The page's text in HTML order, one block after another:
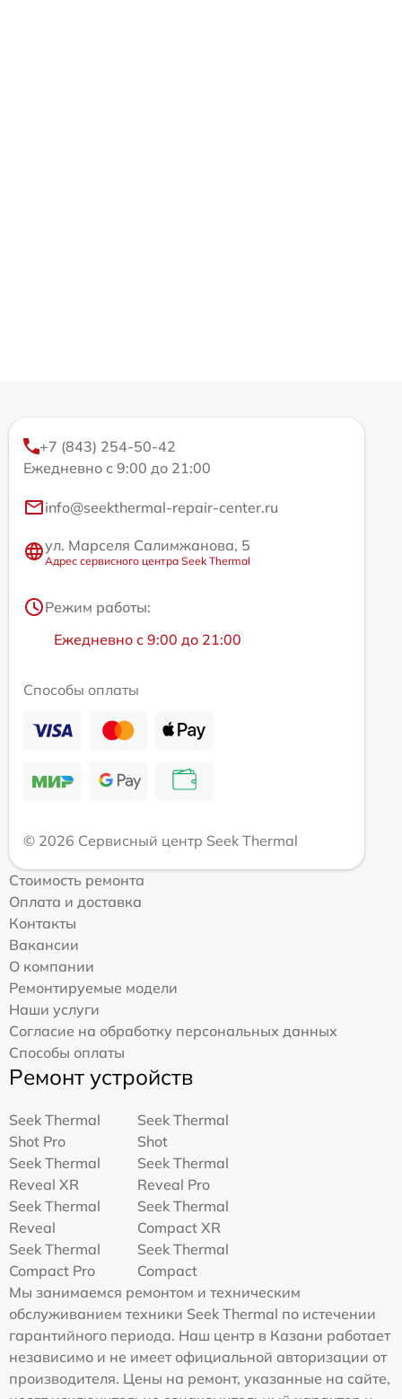
+7 (843) 254-50-42
Ежедневно с 9:00 до 21:00
info@seekthermal-repair-center.ru
ул. Марселя Салимжанова, 5
Адрес сервисного центра Seek Thermal
Режим работы:
Ежедневно с 9:00 до 21:00
Способы оплаты
© 2026 Сервисный центр Seek Thermal
Стоимость ремонта
Оплата и доставка
Контакты
Вакансии
О компании
Ремонтируемые модели
Наши услуги
Согласие на обработку персональных данных
Способы оплаты
Ремонт устройств
Seek Thermal
Shot Pro
Seek Thermal
Shot
Seek Thermal
Reveal XR
Seek Thermal
Reveal Pro
Seek Thermal
Reveal
Seek Thermal
Compact XR
Seek Thermal
Compact Pro
Seek Thermal
Compact
Мы занимаемся ремонтом и техническим
обслуживанием техники Seek Thermal по истечении
гарантийного периода. Наш центр в Казани работает
независимо и не имеет официальной авторизации от
производителя. Цены на ремонт, указанные на сайте,